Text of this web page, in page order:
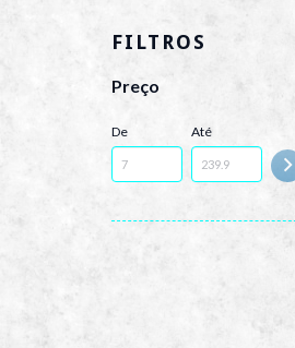
FILTROS
Preço
De Até